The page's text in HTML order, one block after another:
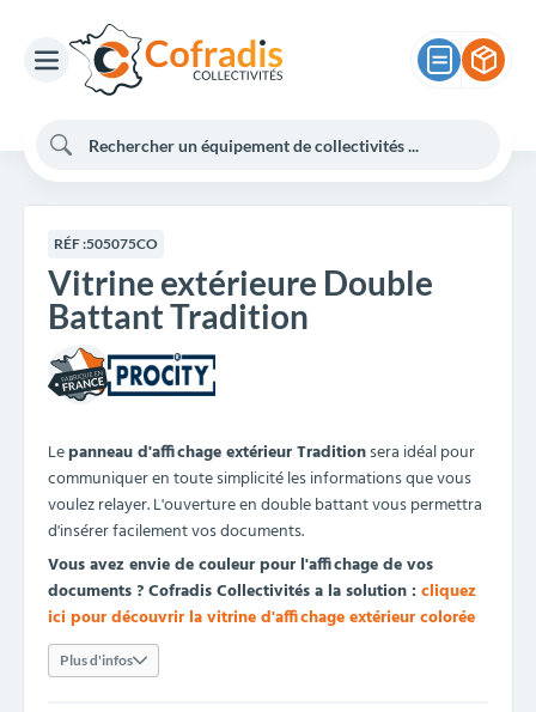
RÉF :505075CO
Vitrine extérieure Double
Battant Tradition
Lepanneau d'affichage extérieur Traditionsera idéal pour
communiquer en toute simplicité les informations que vous
voulez relayer. L'ouverture en double battant vous permettra
d'insérer facilement vos documents.
Vous avez envie de couleur pour l'affichage de vos
documents ? Cofradis Collectivités a la solution : cliquez
ici pour découvrir la vitrine d'affichage extérieur colorée
Plus d'infos